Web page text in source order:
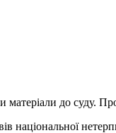
матеріали до суду.
національної